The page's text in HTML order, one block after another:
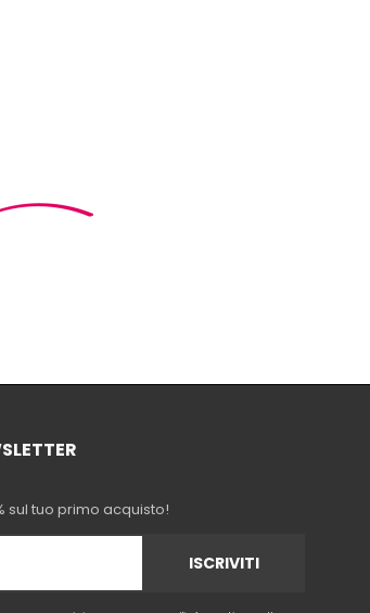
sul tuo primo acquisto!
ISCRIVITI